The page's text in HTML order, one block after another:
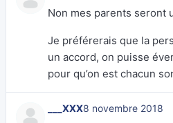
Non mes parents seront
Je préférerais que la
un accord, on puisse
pour qu’on est chacun
___XXX8 novembre 2018